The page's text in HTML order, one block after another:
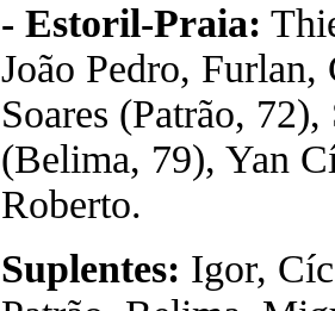
- Estoril-Praia:
João Pedro,
Soares (Patrão,
(Belima, 79), Yan
Roberto.
Suplentes: Igor,